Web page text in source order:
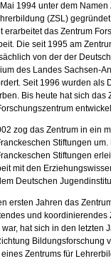
1994 unter dem
(ZSL)
erarbeitet das Zentrum
Die seit 1995 am
von der der
des Landes Sachsen-
Seit 1996 wurden als
Bis heute hat sich das
zog das Zentrum in ein
Stiftungen
Stiftungen
mit den
Deutschen
ersten Jahren das
und koordinierendes
hat sich in den letzten
Bildungsforschung
Zentrums für